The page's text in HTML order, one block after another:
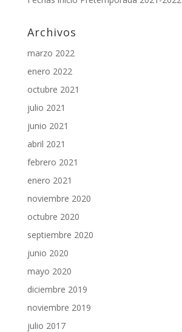
Archivos
marzo 2022
enero 2022
octubre 2021
julio 2021
junio 2021
abril 2021
febrero 2021
enero 2021
noviembre 2020
octubre 2020
septiembre 2020
junio 2020
mayo 2020
diciembre 2019
noviembre 2019
julio 2017